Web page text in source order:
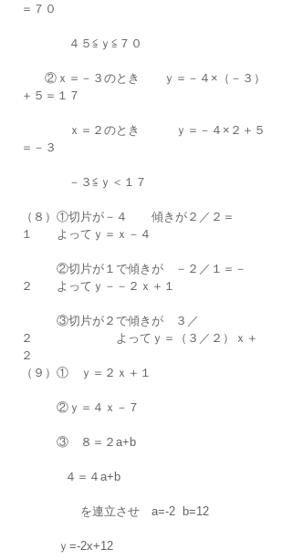
＝７０
４５≦ｙ≦７０
②ｘ＝－３のとき　　ｙ＝－４×（－３）
＋５＝１７
ｘ＝２のとき　　　ｙ＝－４×２＋５
＝－３
－３≦ｙ＜１７
（８）①切片が－４　　傾きが２／２＝
１　　よってｙ＝ｘ－４
②切片が１で傾きが　－２／１＝－
２　　よってｙ－－２ｘ＋１
③切片が２で傾きが　３／
２　　　　　　　よってｙ＝（３／２）ｘ＋
２
（９）①　ｙ＝２ｘ＋１
②ｙ＝４ｘ－７
③　８＝２a+b
            ４＝４a+b
を連立させ　a=-2  b=12
          ｙ=-2x+12